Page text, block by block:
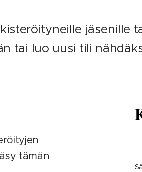
jäsenille
tai luo uusi tili
tämän